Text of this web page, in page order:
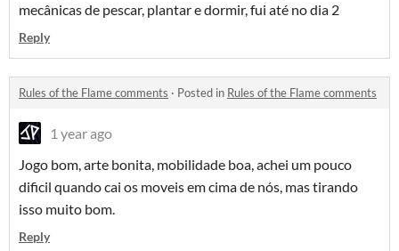
mecânicas de pescar, plantar e dormir, fui até no dia 2
Reply
Rules of the Flame comments · Posted in Rules of the Flame comments
1 year ago
Jogo bom, arte bonita, mobilidade boa, achei um pouco
dificil quando cai os moveis em cima de nós, mas tirando
isso muito bom.
Reply